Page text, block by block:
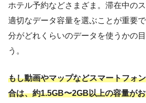
ホテル予約などさまざま。滞在中の
適切なデータ容量を選ぶことが重要
分がどれくらいのデータを使うかの
う。
もし動画やマップなどスマートフォ
合は、約1.5GB〜2GB以上の容量が